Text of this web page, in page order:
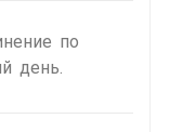
по
день.